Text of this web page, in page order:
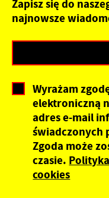
Zapisz się do
najnowsze
Wyrażam
elektroniczną
adres e-mail
świadczonych
Zgoda może
czasie.
cookies